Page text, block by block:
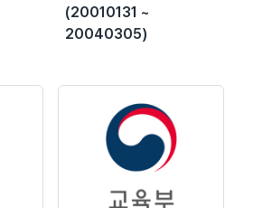
(20010131 ~
20040305)